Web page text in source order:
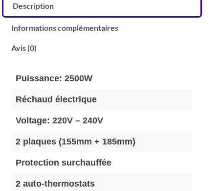
Description
Informations complémentaires
Avis (0)
Puissance: 2500W
Réchaud électrique
Voltage: 220V – 240V
2 plaques (155mm + 185mm)
Protection surchauffée
2 auto-thermostats